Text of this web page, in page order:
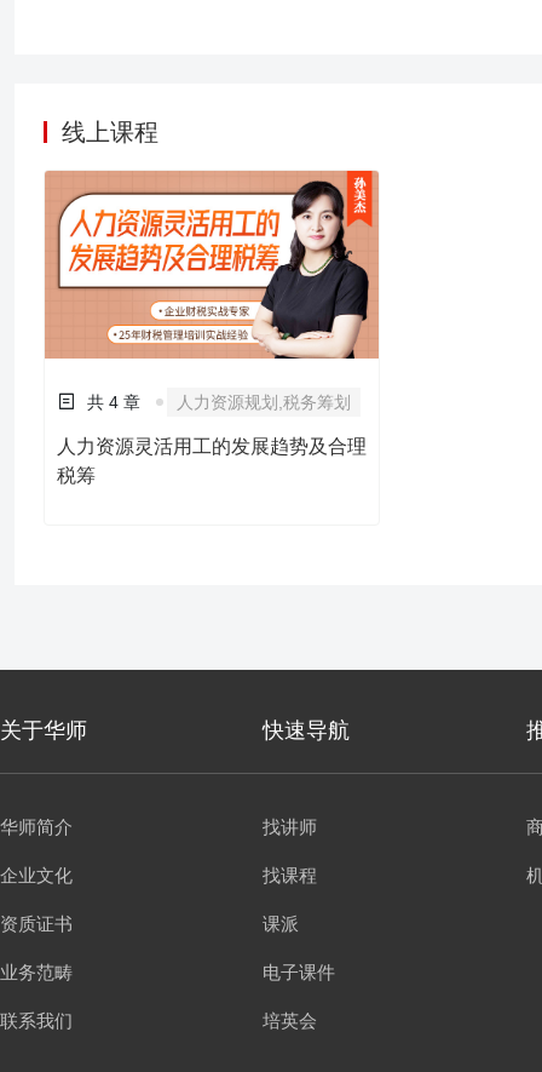
风险。
线上课程
共 4 章 人力资源规划,税务筹划
人力资源灵活用工的发展趋势及合理
税筹
关于华师 快速导航
华师简介
企业文化
资质证书
业务范畴
联系我们
找讲师
找课程
课派
电子课件
培英会